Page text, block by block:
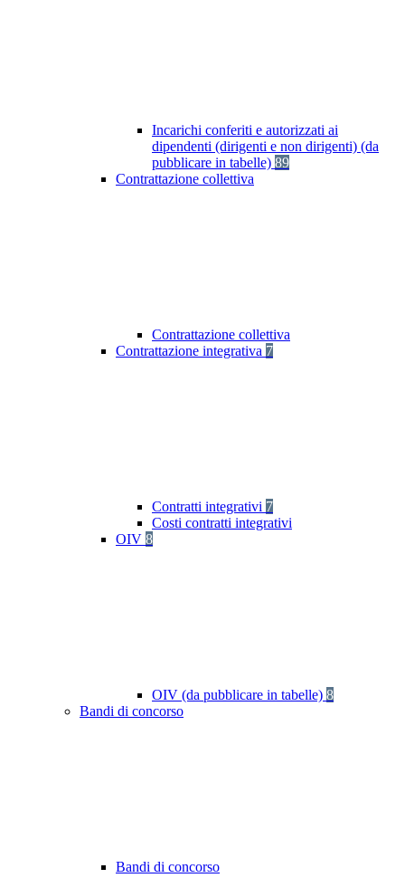
Incarichi conferiti e autorizzati ai
dipendenti (dirigenti e non dirigenti) (da
pubblicare in tabelle) 89
Contrattazione collettiva
Contrattazione collettiva
Contrattazione integrativa 7
Contratti integrativi 7
Costi contratti integrativi
OIV 8
OIV (da pubblicare in tabelle) 8
Bandi di concorso
Bandi di concorso